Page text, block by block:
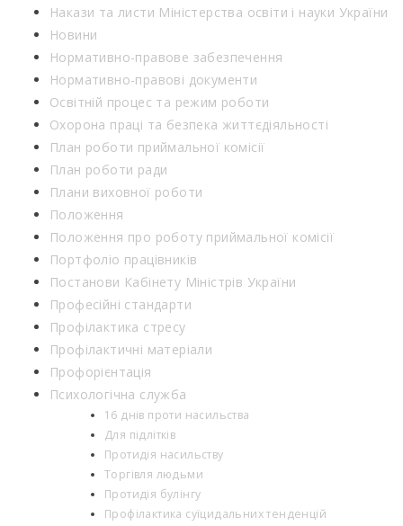
Накази та листи Міністерства освіти і науки України
Новини
Нормативно-правове забезпечення
Нормативно-правові документи
Освітній процес та режим роботи
Охорона праці та безпека життєдіяльності
План роботи приймальної комісії
План роботи ради
Плани виховної роботи
Положення
Положення про роботу приймальної комісії
Портфоліо працівників
Постанови Кабінету Міністрів України
Професійні стандарти
Профілактика стресу
Профілактичні матеріали
Профорієнтація
Психологічна служба
16 днів проти насильства
Для підлітків
Протидія насильству
Торгівля людьми
Протидія булінгу
Профілактика суїцидальних тенденцій